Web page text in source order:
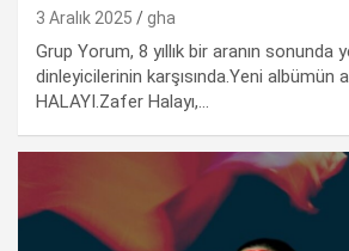
3 Aralık 2025 gha
Grup Yorum, 8 yıllık bir aranın sonunda
dinleyicilerinin karşısında.Yeni albümün
HALAYI.Zafer Halayı,…